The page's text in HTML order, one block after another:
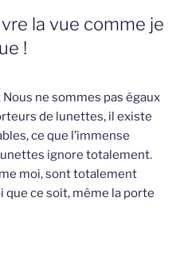
la vue comme je
!
ne sommes pas égaux
de lunettes, il existe
ce que l’immense
ignore totalement.
moi, sont totalement
que ce soit, même la porte